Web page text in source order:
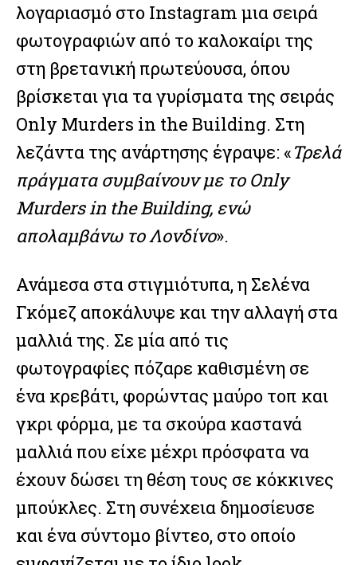
λογαριασμό στο Instagram μια σειρά
φωτογραφιών από το καλοκαίρι της
στη βρετανική πρωτεύουσα, όπου
βρίσκεται για τα γυρίσματα της σειράς
Only Murders in the Building. Στη
λεζάντα της ανάρτησης έγραψε: «Τρελά
πράγματα συμβαίνουν με το Only
Murders in the Building, ενώ
απολαμβάνω το Λονδίνο».
Ανάμεσα στα στιγμιότυπα, η Σελένα
Γκόμεζ αποκάλυψε και την αλλαγή στα
μαλλιά της. Σε μία από τις
φωτογραφίες πόζαρε καθισμένη σε
ένα κρεβάτι, φορώντας μαύρο τοπ και
γκρι φόρμα, με τα σκούρα καστανά
μαλλιά που είχε μέχρι πρόσφατα να
έχουν δώσει τη θέση τους σε κόκκινες
μπούκλες. Στη συνέχεια δημοσίευσε
και ένα σύντομο βίντεο, στο οποίο